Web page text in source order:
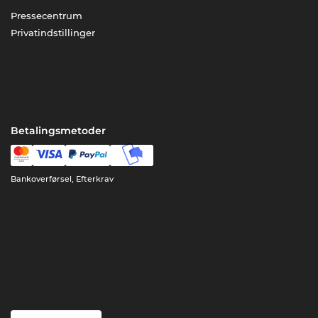
Pressecentrum
Privatindstillinger
Betalingsmetoder
Bankoverførsel, Efterkrav